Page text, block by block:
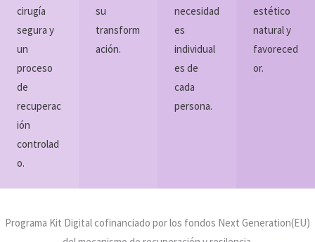
cirugía
segura y
un
proceso
de
recuperac
ión
controlad
o.
su
transform
ación.
necesidad
es
individual
es de
cada
persona.
estético
natural y
favoreced
or.
Programa Kit Digital cofinanciado por los fondos Next Generation(EU)